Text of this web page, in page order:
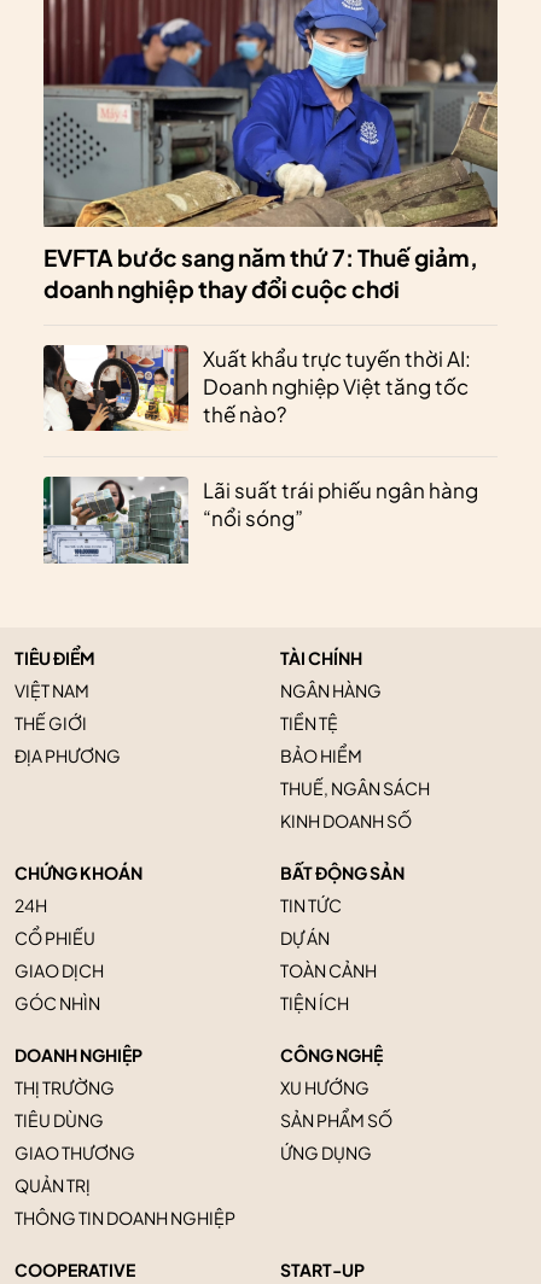
EVFTA bước sang năm thứ 7: Thuế giảm,
doanh nghiệp thay đổi cuộc chơi
Xuất khẩu trực tuyến thời AI:
Doanh nghiệp Việt tăng tốc
thế nào?
Lãi suất trái phiếu ngân hàng
“nổi sóng”
TIÊU ĐIỂM
VIỆT NAM
THẾ GIỚI
ĐỊA PHƯƠNG
TÀI CHÍNH
NGÂN HÀNG
TIỀN TỆ
BẢO HIỂM
THUẾ, NGÂN SÁCH
KINH DOANH SỐ
CHỨNG KHOÁN
24H
CỔ PHIẾU
GIAO DỊCH
GÓC NHÌN
BẤT ĐỘNG SẢN
TIN TỨC
DỰ ÁN
TOÀN CẢNH
TIỆN ÍCH
DOANH NGHIỆP
THỊ TRƯỜNG
TIÊU DÙNG
GIAO THƯƠNG
QUẢN TRỊ
THÔNG TIN DOANH NGHIỆP
CÔNG NGHỆ
XU HƯỚNG
SẢN PHẨM SỐ
ỨNG DỤNG
COOPERATIVE START-UP